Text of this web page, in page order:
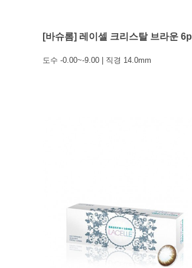
[바슈롬] 레이셀 크리스탈 브라운 6p
도수 -0.00~-9.00 | 직경 14.0mm